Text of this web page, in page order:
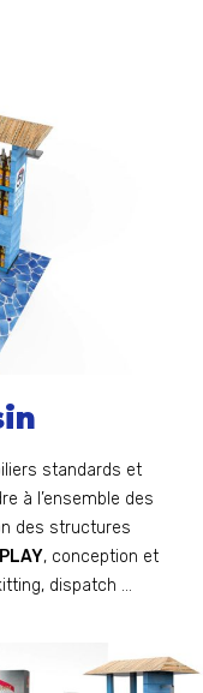
standards et
à l’ensemble des
des structures
, conception et
dispatch …